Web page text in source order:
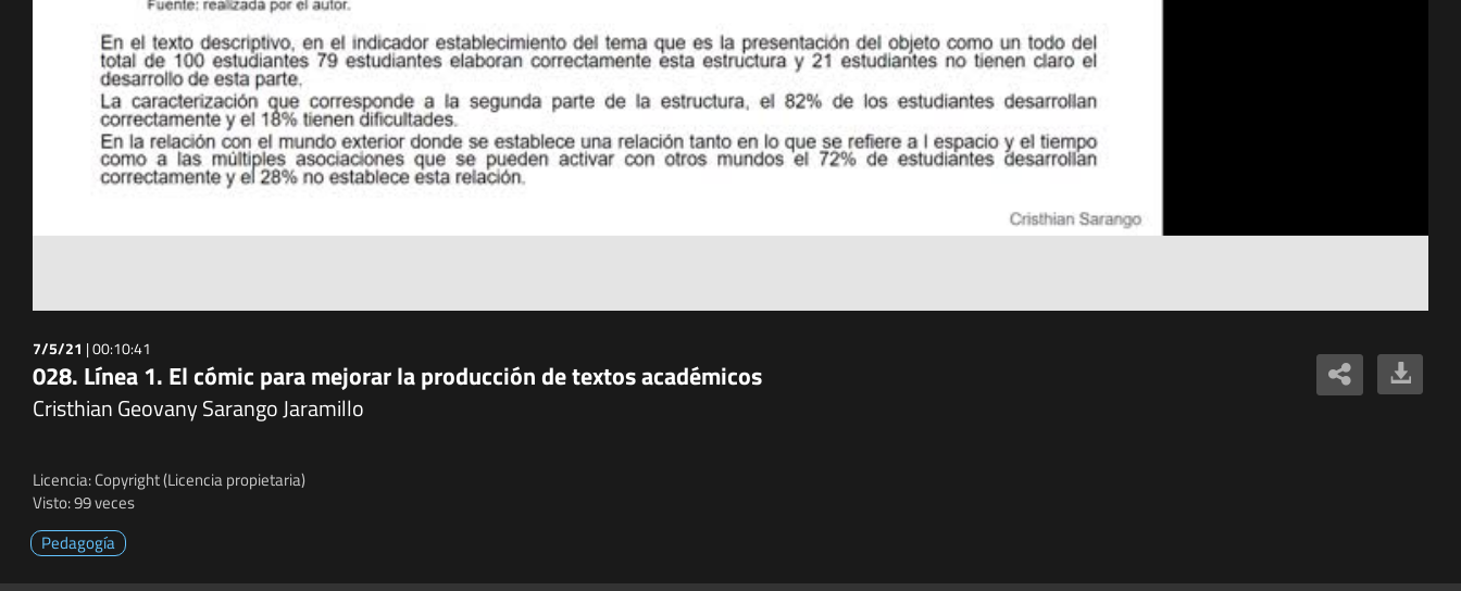
7/5/21 |00:10:41
028. Línea 1. El cómic para mejorar la producción de textos académicos
Cristhian Geovany Sarango Jaramillo
Licencia: Copyright (Licencia propietaria)
Visto: 99 veces
Pedagogía